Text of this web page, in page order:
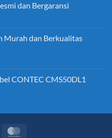
dan Bergaransi
Murah dan Berkualitas
CONTEC CMS50DL1